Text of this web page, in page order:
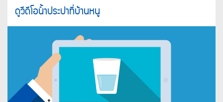
ดูวีดีโอน้ำประปาที่บ้านหนู